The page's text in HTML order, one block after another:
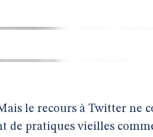
le recours à Twitter ne
de pratiques vieilles